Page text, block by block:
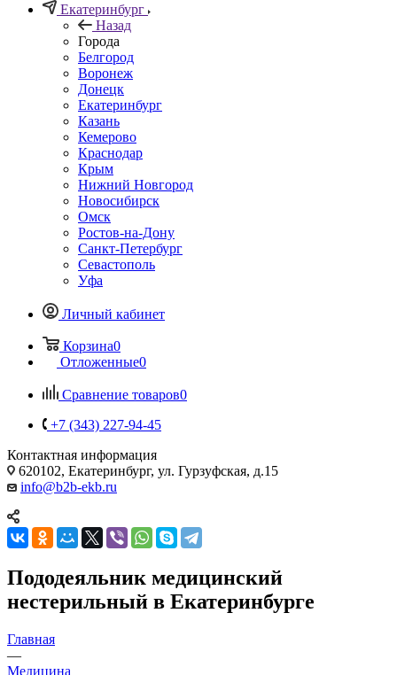
Екатеринбург
Назад
Города
Белгород
Воронеж
Донецк
Екатеринбург
Казань
Кемерово
Краснодар
Крым
Нижний Новгород
Новосибирск
Омск
Ростов-на-Дону
Санкт-Петербург
Севастополь
Уфа
Личный кабинет
Корзина0
Отложенные0
Сравнение товаров0
+7 (343) 227-94-45
Контактная информация
620102, Екатеринбург, ул. Гурзуфская, д.15
info@b2b-ekb.ru
Пододеяльник медицинский
нестерильный в Екатеринбурге
Главная
—
Медицина